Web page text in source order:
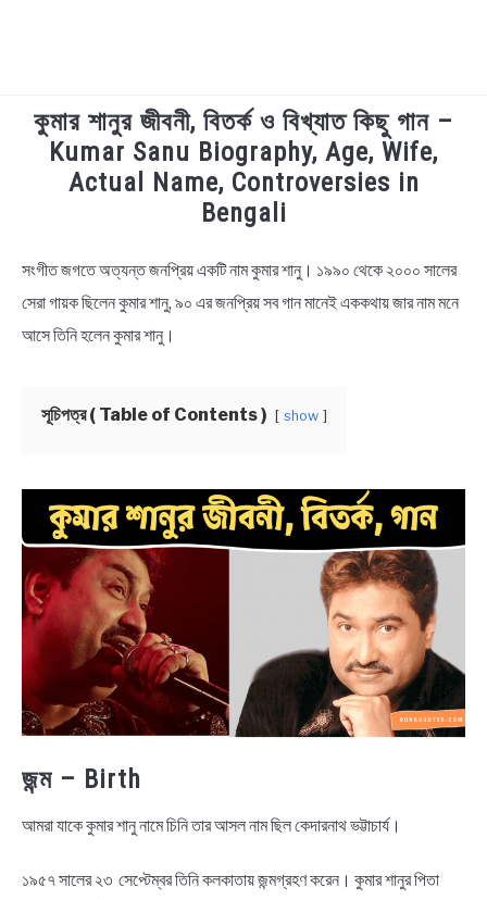
TECHNOLOGY
HEALTH & LIFESTYLE
EDUCATIONAL
QUOTES & CAPTIONS
NEWS
BENGALI LYRICS
BENGALI NAMES
BENGALI STORIES
কুমার শানুর জীবনী, বিতর্ক ও বিখ্যাত কিছু গান –
Kumar Sanu Biography, Age, Wife,
Actual Name, Controversies in
Bengali
in
Biography
সংগীত জগতে অত্যন্ত জনপ্রিয় একটি নাম কুমার শানু। ১৯৯০ থেকে ২০০০ সালের
সেরা গায়ক ছিলেন কুমার শানু, ৯০ এর জনপ্রিয় সব গান মানেই এককথায় জার নাম মনে
আসে তিনি হলেন কুমার শানু।
সূচিপত্র ( Table of Contents ) show
জন্ম – Birth
আমরা যাকে কুমার শানু নামে চিনি তার আসল নাম ছিল কেদারনাথ ভট্টাচার্য।
১৯৫৭ সালের ২৩ সেপ্টেম্বর তিনি কলকাতায় জন্মগ্রহণ করেন। কুমার শানুর পিতা